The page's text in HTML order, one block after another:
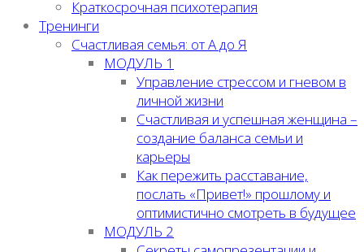
Краткосрочная психотерапия
Тренинги
Счастливая семья: от А до Я
МОДУЛЬ 1
Управление стрессом и гневом в
личной жизни
Счастливая и успешная женщина –
создание баланса семьи и
карьеры
Как пережить расставание,
послать «Привет!» прошлому и
оптимистично смотреть в будущее
МОДУЛЬ 2